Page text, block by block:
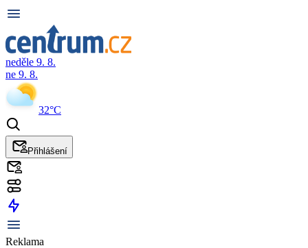
neděle 9. 8.
ne 9. 8.
32°C
Přihlášení
Reklama